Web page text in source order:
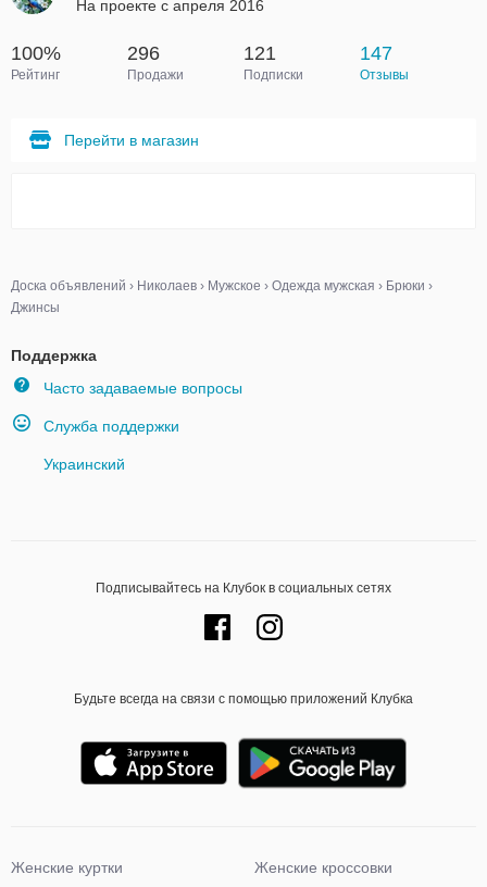
На проекте с апреля 2016
100%
Рейтинг
296
Продажи
121
Подписки
147
Отзывы
Перейти в магазин
Доска объявлений › Николаев › Мужское › Одежда мужская › Брюки ›
Джинсы
Поддержка
Часто задаваемые вопросы
Служба поддержки
Украинский
Подписывайтесь на Клубок в социальных сетях
Будьте всегда на связи с помощью приложений Клубка
Женские куртки
Женские кроссовки